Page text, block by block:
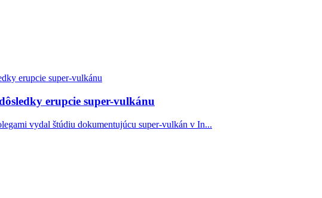
erupcie super-vulkánu
vydal štúdiu dokumentujúcu super-vulkán v In...